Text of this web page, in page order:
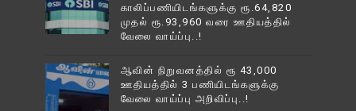
காலிப்பணியிடங்களுக்கு ரூ.64,820
முதல் ரூ.93,960 வரை ஊதியத்தில்
வேலை வாய்ப்பு..!
ஆவின் நிறுவனத்தில் ரூ 43,000
ஊதியத்தில் 3 பணியிடங்களுக்கு
வேலை வாய்ப்பு அறிவிப்பு..!